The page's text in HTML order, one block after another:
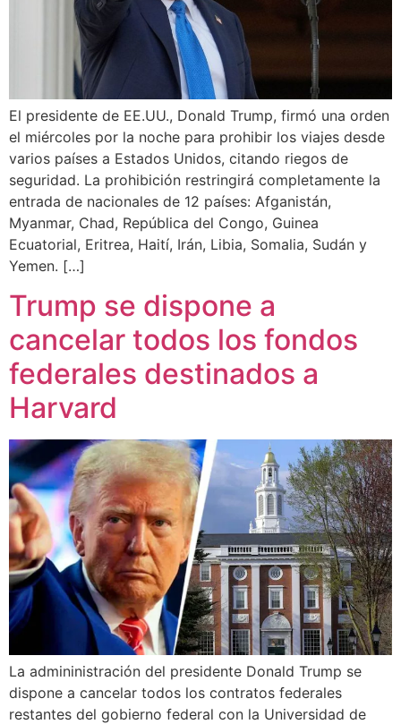
El presidente de EE.UU., Donald Trump, firmó una orden
el miércoles por la noche para prohibir los viajes desde
varios países a Estados Unidos, citando riegos de
seguridad. La prohibición restringirá completamente la
entrada de nacionales de 12 países: Afganistán,
Myanmar, Chad, República del Congo, Guinea
Ecuatorial, Eritrea, Haití, Irán, Libia, Somalia, Sudán y
Yemen. […]
Trump se dispone a
cancelar todos los fondos
federales destinados a
Harvard
La admininistración del presidente Donald Trump se
dispone a cancelar todos los contratos federales
restantes del gobierno federal con la Universidad de